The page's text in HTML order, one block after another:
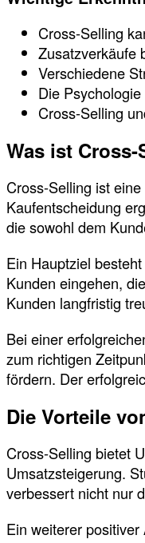
Cross-Selling
Zusatzverkäufe
Verschiedene
Die
Cross-Selling
Was ist
Cross-Selling ist
Kaufentscheidung
die sowohl dem
Ein Hauptziel
Kunden eingehen,
Kunden langfristig
Bei einer
zum richtigen
fördern. Der
Die Vorteile
Cross-Selling bietet
Umsatzsteigerung.
verbessert nicht nur
Ein weiterer